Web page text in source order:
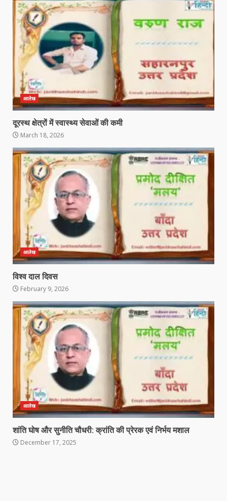
आलेख
दूरस्थ क्षेत्रों में स्वास्थ्य सेवाओं की कमी
March 18, 2026
आलेख
विश्व दाल दिवस
February 9, 2026
आलेख
शांति घोष और सुनीति चौधरी: क्रांति की प्रेरक एवं निर्भय मशाल
December 17, 2025